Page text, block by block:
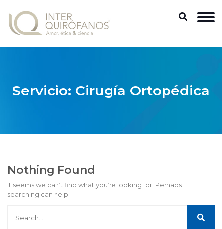
Servicio: Cirugía Ortopédica
Nothing Found
It seems we can’t find what you’re looking for. Perhaps
searching can help.